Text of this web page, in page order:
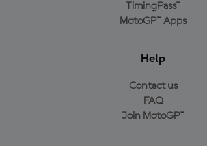
TimingPass™
MotoGP™ Apps
Help
Contact us
FAQ
Join MotoGP™